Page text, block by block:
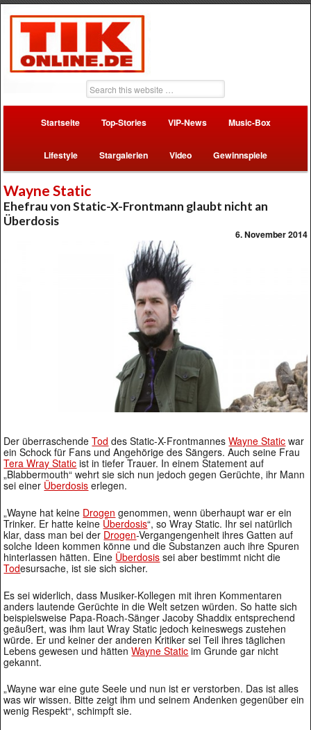
Startseite Top-Stories VIP-News Music-Box
Lifestyle Stargalerien Video Gewinnspiele
Wayne Static
Ehefrau von Static-X-Frontmann glaubt nicht an
Überdosis
6. November 2014
Der überraschendeTod des Static-X-FrontmannesWayne Static war
ein Schock für Fans und Angehörige des Sängers. Auch seine Frau
Tera Wray Static ist in tiefer Trauer. In einem Statement auf
„Blabbermouth“ wehrt sie sich nun jedoch gegen Gerüchte, ihr Mann
sei einer Überdosis erlegen.
„Wayne hat keine Drogen genommen, wenn überhaupt war er ein
Trinker. Er hatte keineÜberdosis“, so Wray Static. Ihr sei natürlich
klar, dass man bei der Drogen-Vergangengenheit ihres Gatten auf
solche Ideen kommen könne und die Substanzen auch ihre Spuren
hinterlassen hätten. Eine Überdosis sei aber bestimmt nicht die
Todesursache, ist sie sich sicher.
Es sei widerlich, dass Musiker-Kollegen mit ihren Kommentaren
anders lautende Gerüchte in die Welt setzen würden. So hatte sich
beispielsweise Papa-Roach-Sänger Jacoby Shaddix entsprechend
geäußert, was ihm laut Wray Static jedoch keineswegs zustehen
würde. Er und keiner der anderen Kritiker sei Teil ihres täglichen
Lebens gewesen und hättenWayne Static im Grunde gar nicht
gekannt.
„Wayne war eine gute Seele und nun ist er verstorben. Das ist alles
was wir wissen. Bitte zeigt ihm und seinem Andenken gegenüber ein
wenig Respekt“, schimpft sie.